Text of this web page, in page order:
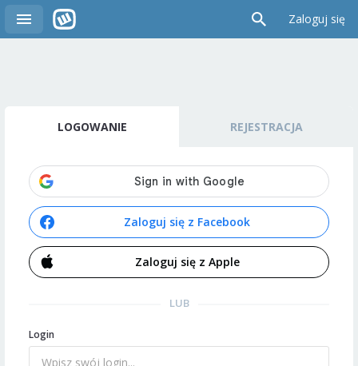
Zaloguj się
LOGOWANIE REJESTRACJA
Zaloguj się z Facebook
Zaloguj się z Apple
LUB
Login